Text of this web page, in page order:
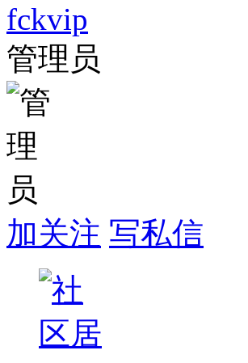
fckvip
管理员
加关注 写私信